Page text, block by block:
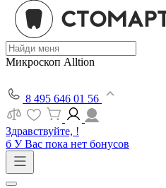
Микроскоп Alltion
8 495 646 01 56
Здравствуйте, !
б У Вас пока нет бонусов